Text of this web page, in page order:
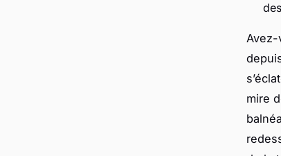
Avez-
mire